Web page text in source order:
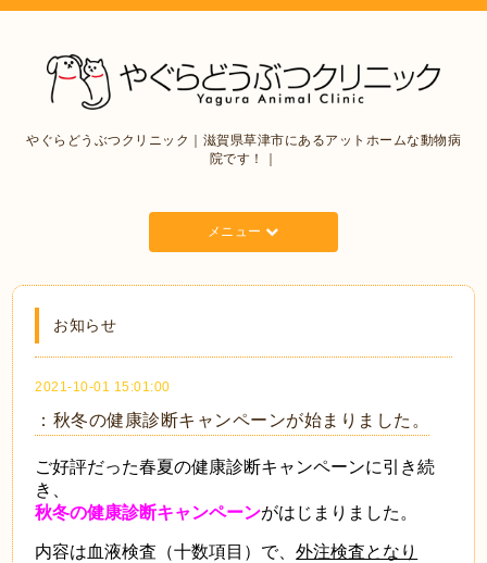
やぐらどうぶつクリニック｜滋賀県草津市にあるアットホームな動物病
院です！｜
メニュー
お知らせ
2021-10-01 15:01:00
：秋冬の健康診断キャンペーンが始まりました。
ご好評だった春夏の健康診断キャンペーンに引き続
き、
秋冬の健康診断キャンペーンがはじまりました。
内容は血液検査（十数項目）で、外注検査となり